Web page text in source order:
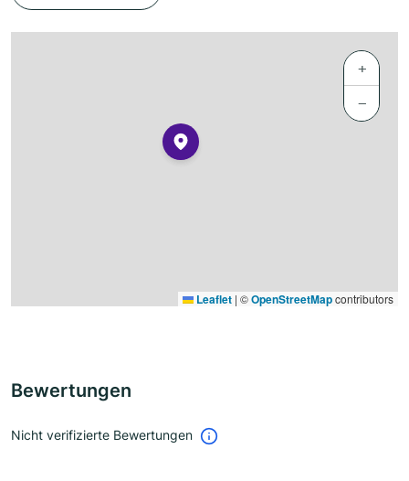
+
−
Leaflet | ©OpenStreetMapcontributors
Bewertungen
Nicht verifizierte Bewertungen